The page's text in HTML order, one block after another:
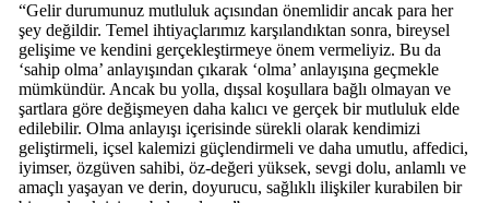
“Gelir durumunuz mutluluk açısından önemlidir ancak para her
şey değildir. Temel ihtiyaçlarımız karşılandıktan sonra, bireysel
gelişime ve kendini gerçekleştirmeye önem vermeliyiz. Bu da
‘sahip olma’ anlayışından çıkarak ‘olma’ anlayışına geçmekle
mümkündür. Ancak bu yolla, dışsal koşullara bağlı olmayan ve
şartlara göre değişmeyen daha kalıcı ve gerçek bir mutluluk elde
edilebilir. Olma anlayışı içerisinde sürekli olarak kendimizi
geliştirmeli, içsel kalemizi güçlendirmeli ve daha umutlu, affedici,
iyimser, özgüven sahibi, öz-değeri yüksek, sevgi dolu, anlamlı ve
amaçlı yaşayan ve derin, doyurucu, sağlıklı ilişkiler kurabilen bir